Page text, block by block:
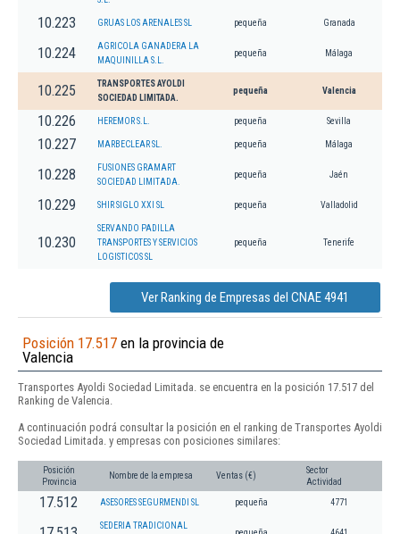
10.223 GRUAS LOS ARENALES SL pequeña Granada
10.224
AGRICOLA GANADERA LA
MAQUINILLA S.L.
pequeña Málaga
10.225
TRANSPORTES AYOLDI
SOCIEDAD LIMITADA.
pequeña Valencia
10.226 HEREMOR S.L. pequeña Sevilla
10.227 MARBECLEAR SL. pequeña Málaga
10.228
FUSIONES GRAMART
SOCIEDAD LIMITADA.
pequeña Jaén
10.229 SHIR SIGLO XXI SL pequeña Valladolid
10.230
SERVANDO PADILLA
TRANSPORTES Y SERVICIOS
LOGISTICOS SL
pequeña Tenerife
Ver Ranking de Empresas del CNAE 4941
Posición 17.517 en la provincia de
Valencia
Transportes Ayoldi Sociedad Limitada. se encuentra en la posición 17.517 del
Ranking de Valencia.
A continuación podrá consultar la posición en el ranking de Transportes Ayoldi
Sociedad Limitada. y empresas con posiciones similares:
Posición
Provincia
Nombre de la empresa Ventas (€)
Sector
Actividad
17.512 ASESORES SEGURMENDI SL pequeña 4771
SEDERIA TRADICIONAL